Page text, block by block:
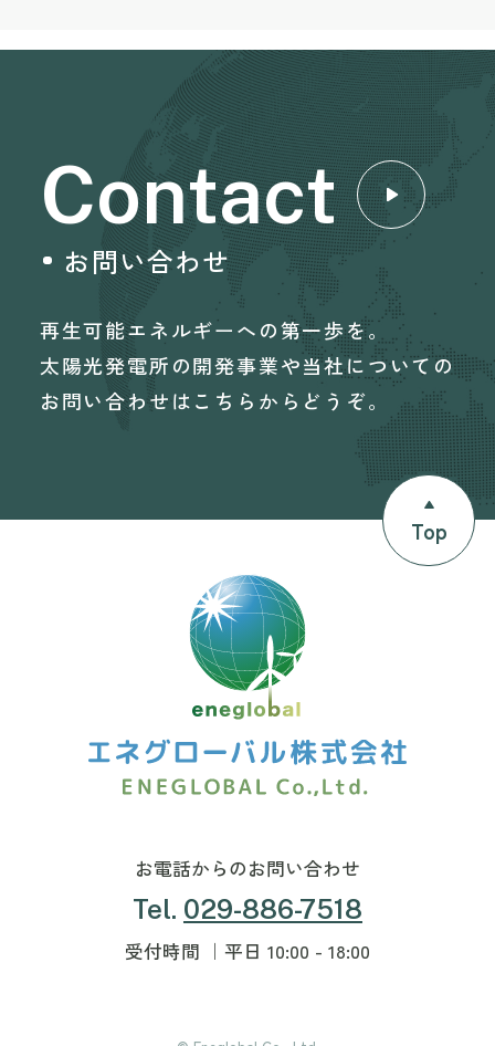
Contact
お問い合わせ
再生可能エネルギーへの第一歩を。
太陽光発電所の開発事業や当社についての
お問い合わせはこちらからどうぞ。
お電話からのお問い合わせ
Tel. 029-886-7518
受付時間 ｜平日 10:00 - 18:00
Top